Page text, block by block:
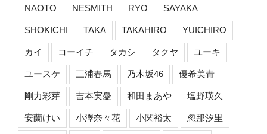
NAOTO NESMITH RYO SAYAKA
SHOKICHI TAKA TAKAHIRO YUICHIRO
カイ コーイチ タカシ タクヤ ユーキ
ユースケ 三浦春馬 乃木坂46 優希美青
剛力彩芽 吉本実憂 和田まあや 塩野瑛久
安蘭けい 小澤奈々花 小関裕太 忽那汐里